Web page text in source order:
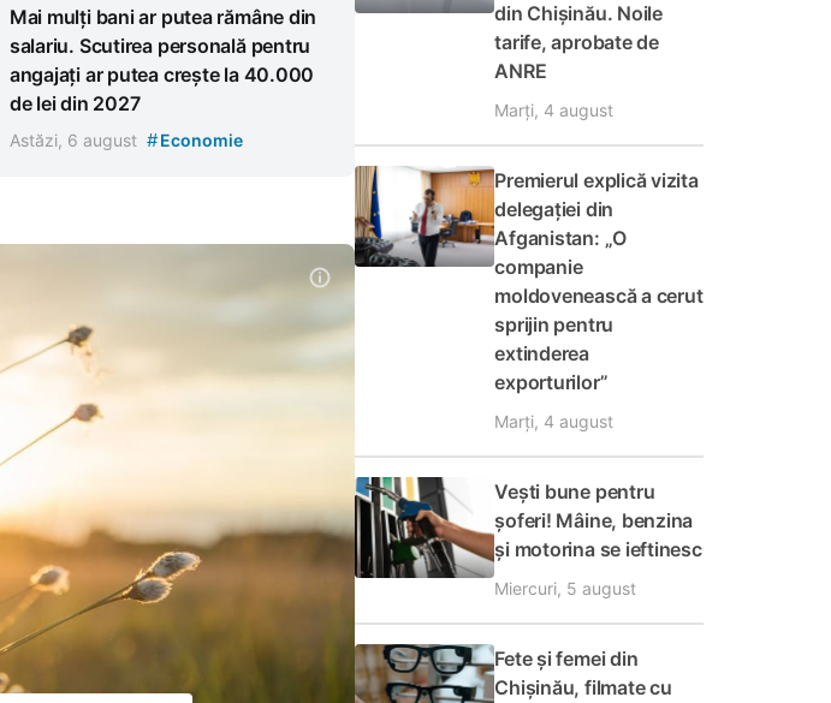
Mai mulți bani ar putea rămâne din
salariu. Scutirea personală pentru
angajați ar putea crește la 40.000
de lei din 2027
Astăzi, 6 august #Economie
din Chișinău. Noile
tarife, aprobate de
ANRE
Marți, 4 august
Premierul explică vizita
delegației din
Afganistan: „O
companie
moldovenească a cerut
sprijin pentru
extinderea
exporturilor”
Marți, 4 august
Vești bune pentru
șoferi! Mâine, benzina
și motorina se ieftinesc
Miercuri, 5 august
Fete și femei din
Chișinău, filmate cu